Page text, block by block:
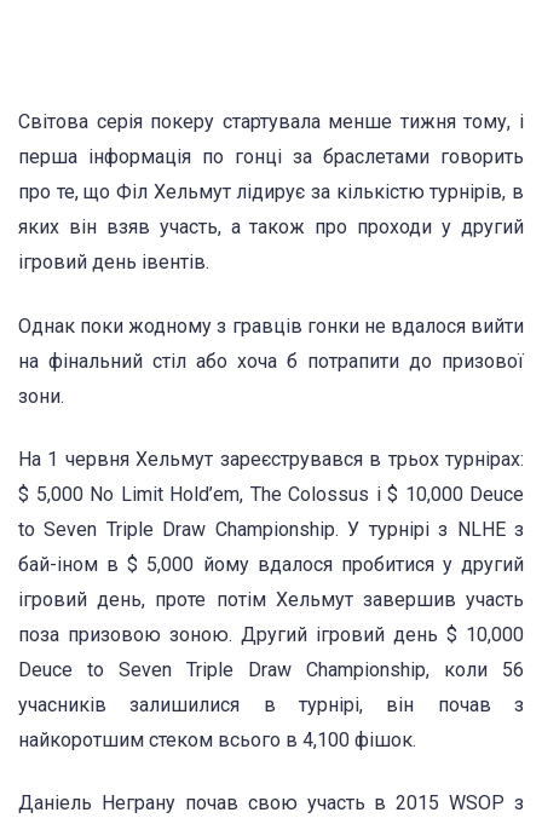
Світова серія покеру стартувала менше тижня тому, і
перша інформація по гонці за браслетами говорить
про те, що Філ Хельмут лідирує за кількістю турнірів, в
яких він взяв участь, а також про проходи у другий
ігровий день івентів.
Однак поки жодному з гравців гонки не вдалося вийти
на фінальний стіл або хоча б потрапити до призової
зони.
На 1 червня Хельмут зареєструвався в трьох турнірах:
$ 5,000 No Limit Hold’em, The Colossus і $ 10,000 Deuce
to Seven Triple Draw Championship. У турнірі з NLHE з
бай-іном в $ 5,000 йому вдалося пробитися у другий
ігровий день, проте потім Хельмут завершив участь
поза призовою зоною. Другий ігровий день $ 10,000
Deuce to Seven Triple Draw Championship, коли 56
учасників залишилися в турнірі, він почав з
найкоротшим стеком всього в 4,100 фішок.
Даніель Неграну почав свою участь в 2015 WSOP з